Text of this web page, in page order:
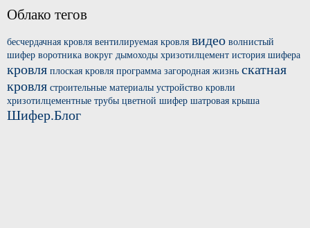
Облако тегов
бесчердачная кровля вентилируемая кровля видео волнистый
шифер воротника вокруг дымоходы хризотилцемент история шифера
кровля плоская кровля программа загородная жизнь скатная
кровля строительные материалы устройство кровли
хризотилцементные трубы цветной шифер шатровая крыша
Шифер.Блог